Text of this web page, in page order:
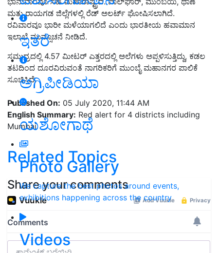
ಇತರೆ
ಅಗ್ರಿಪೀಡಿಯಾ
ಯಶೋಗಾಥೆ
Photo Gallery
We capture the best photos around events,
exhibitions happening across the country
Videos
ಮತ್ತು ರಾಯಗಡ ಜಿಲ್ಲೆಗಳಲ್ಲಿ ರೆಡ್‌ ಅಲರ್ಟ್‌ ಘೋಷಿಸಲಾಗಿದೆ.
ರವಿವಾರವೂ ಭಾರೀ ಮಳೆಯಾಗಲಿದೆ ಎಂದು ಭಾರತೀಯ ಹವಾಮಾನ
ಇಲಾಖೆ ಮುನ್ಸೂಚನೆ ನೀಡಿದೆ.
ಸಮುದ್ರದಲ್ಲಿ 4.57 ಮೀಟರ್‌ ಎತ್ತರದಲ್ಲಿ ಅಲೆಗಳು ಅಪ್ಪಳಿಸುತ್ತಿದ್ದು, ಕಡಲ
ತಟದಿಂದ ದೂರವಿರುವಂತೆ ನಾಗರಿಕರಿಗೆ ಮುಂಬೈ ಮಹಾನಗರ ಪಾಲಿಕೆ
ಸೂಚಿಸಿದೆ.
Published On: 05 July 2020, 11:44 AM
English Summary: Red alert for 4 districts including
Mumbai
Related Topics
Share your comments